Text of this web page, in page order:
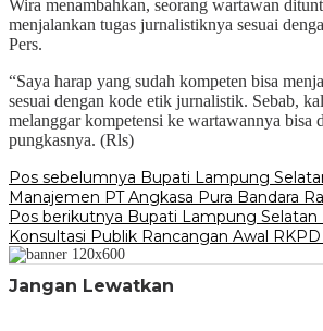
Wira menambahkan, seorang wartawan
menjalankan tugas jurnalistiknya sesuai
Pers.
“Saya harap yang sudah kompeten bisa
sesuai dengan kode etik jurnalistik. Sebab,
melanggar kompetensi ke wartawannya bisa
pungkasnya. (Rls)
Navigasi
pos
Pos sebelumnya Bupati Lampung
Manajemen PT Angkasa Pura Bandara
Pos berikutnya Bupati Lampung Selatan
Konsultasi Publik Rancangan Awal
Jangan Lewatkan